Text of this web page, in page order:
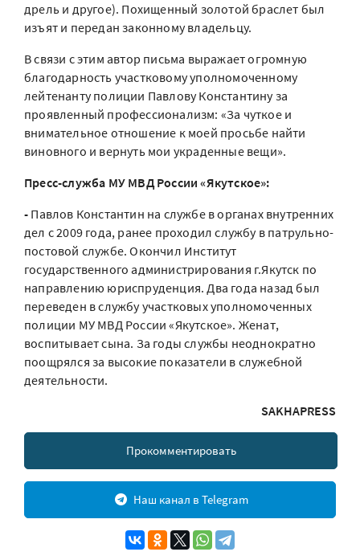
дрель и другое). Похищенный золотой браслет был
изъят и передан законному владельцу.
В связи с этим автор письма выражает огромную
благодарность участковому уполномоченному
лейтенанту полиции Павлову Константину за
проявленный профессионализм: «За чуткое и
внимательное отношение к моей просьбе найти
виновного и вернуть мои украденные вещи».
Пресс-служба МУ МВД России «Якутское»:
- Павлов Константин на службе в органах внутренних
дел с 2009 года, ранее проходил службу в патрульно-
постовой службе. Окончил Институт
государственного администрирования г.Якутск по
направлению юриспруденция. Два года назад был
переведен в службу участковых уполномоченных
полиции МУ МВД России «Якутское». Женат,
воспитывает сына. За годы службы неоднократно
поощрялся за высокие показатели в служебной
деятельности.
SAKHAPRESS
Прокомментировать
Наш канал в Telegram